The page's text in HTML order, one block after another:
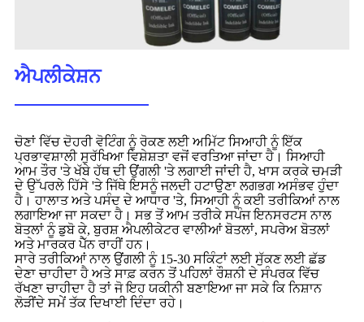
ਐਪਲੀਕੇਸ਼ਨ
ਚੋਣਾਂ ਵਿੱਚ ਦੋਹਰੀ ਵੋਟਿੰਗ ਨੂੰ ਰੋਕਣ ਲਈ ਅਮਿੱਟ ਸਿਆਹੀ ਨੂੰ ਇੱਕ
ਪ੍ਰਭਾਵਸ਼ਾਲੀ ਸੁਰੱਖਿਆ ਵਿਸ਼ੇਸ਼ਤਾ ਵਜੋਂ ਵਰਤਿਆ ਜਾਂਦਾ ਹੈ। ਸਿਆਹੀ
ਆਮ ਤੌਰ 'ਤੇ ਖੱਬੇ ਹੱਥ ਦੀ ਉਂਗਲੀ 'ਤੇ ਲਗਾਈ ਜਾਂਦੀ ਹੈ, ਖਾਸ ਕਰਕੇ ਚਮੜੀ
ਦੇ ਉੱਪਰਲੇ ਹਿੱਸੇ 'ਤੇ ਜਿੱਥੇ ਇਸਨੂੰ ਜਲਦੀ ਹਟਾਉਣਾ ਲਗਭਗ ਅਸੰਭਵ ਹੁੰਦਾ
ਹੈ। ਹਾਲਾਤ ਅਤੇ ਪਸੰਦ ਦੇ ਆਧਾਰ 'ਤੇ, ਸਿਆਹੀ ਨੂੰ ਕਈ ਤਰੀਕਿਆਂ ਨਾਲ
ਲਗਾਇਆ ਜਾ ਸਕਦਾ ਹੈ। ਸਭ ਤੋਂ ਆਮ ਤਰੀਕੇ ਸਪੰਜ ਇਨਸਰਟਸ ਨਾਲ
ਬੋਤਲਾਂ ਨੂੰ ਡੁਬੋ ਕੇ, ਬੁਰਸ਼ ਐਪਲੀਕੇਟਰ ਵਾਲੀਆਂ ਬੋਤਲਾਂ, ਸਪਰੇਅ ਬੋਤਲਾਂ
ਅਤੇ ਮਾਰਕਰ ਪੈੱਨ ਰਾਹੀਂ ਹਨ।
ਸਾਰੇ ਤਰੀਕਿਆਂ ਨਾਲ ਉਂਗਲੀ ਨੂੰ 15-30 ਸਕਿੰਟਾਂ ਲਈ ਸੁੱਕਣ ਲਈ ਛੱਡ
ਦੇਣਾ ਚਾਹੀਦਾ ਹੈ ਅਤੇ ਸਾਫ਼ ਕਰਨ ਤੋਂ ਪਹਿਲਾਂ ਰੌਸ਼ਨੀ ਦੇ ਸੰਪਰਕ ਵਿੱਚ
ਰੱਖਣਾ ਚਾਹੀਦਾ ਹੈ ਤਾਂ ਜੋ ਇਹ ਯਕੀਨੀ ਬਣਾਇਆ ਜਾ ਸਕੇ ਕਿ ਨਿਸ਼ਾਨ
ਲੋੜੀਂਦੇ ਸਮੇਂ ਤੱਕ ਦਿਖਾਈ ਦਿੰਦਾ ਰਹੇ।